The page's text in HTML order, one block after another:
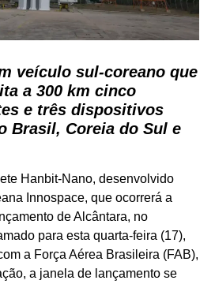
veículo sul-coreano que
a 300 km cinco
e três dispositivos
Brasil, Coreia do Sul e
Hanbit-Nano, desenvolvido
Innospace, que ocorrerá a
de Alcântara, no
para esta quarta-feira (17),
a Força Aérea Brasileira (FAB),
a janela de lançamento se